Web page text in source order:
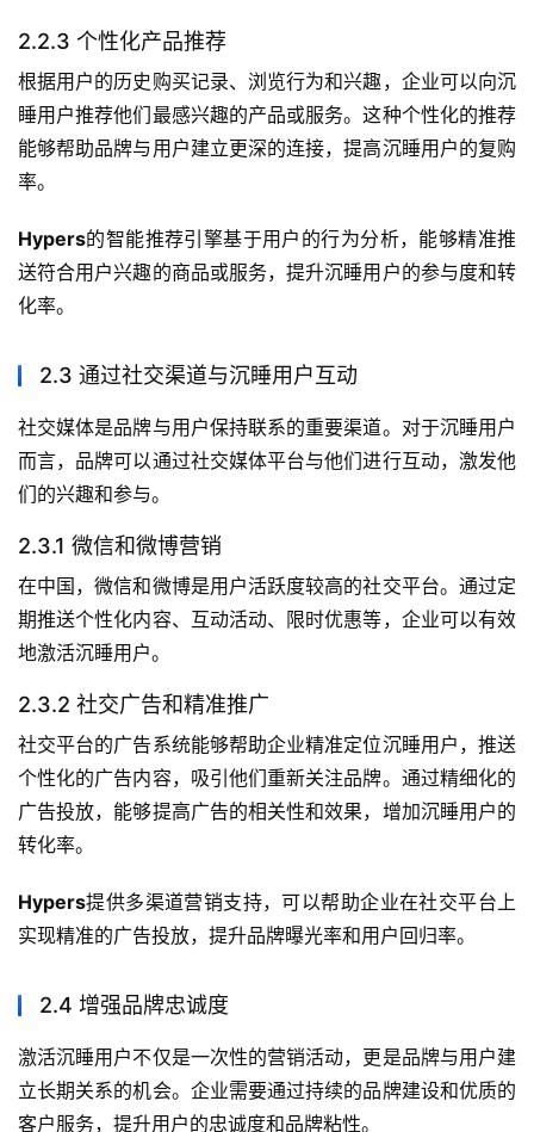
2.2.3 个性化产品推荐
根据用户的历史购买记录、浏览行为和兴趣，企业可以向沉
睡用户推荐他们最感兴趣的产品或服务。这种个性化的推荐
能够帮助品牌与用户建立更深的连接，提高沉睡用户的复购
率。
Hypers的智能推荐引擎基于用户的行为分析，能够精准推
送符合用户兴趣的商品或服务，提升沉睡用户的参与度和转
化率。
2.3 通过社交渠道与沉睡用户互动
社交媒体是品牌与用户保持联系的重要渠道。对于沉睡用户
而言，品牌可以通过社交媒体平台与他们进行互动，激发他
们的兴趣和参与。
2.3.1 微信和微博营销
在中国，微信和微博是用户活跃度较高的社交平台。通过定
期推送个性化内容、互动活动、限时优惠等，企业可以有效
地激活沉睡用户。
2.3.2 社交广告和精准推广
社交平台的广告系统能够帮助企业精准定位沉睡用户，推送
个性化的广告内容，吸引他们重新关注品牌。通过精细化的
广告投放，能够提高广告的相关性和效果，增加沉睡用户的
转化率。
Hypers提供多渠道营销支持，可以帮助企业在社交平台上
实现精准的广告投放，提升品牌曝光率和用户回归率。
2.4 增强品牌忠诚度
激活沉睡用户不仅是一次性的营销活动，更是品牌与用户建
立长期关系的机会。企业需要通过持续的品牌建设和优质的
客户服务，提升用户的忠诚度和品牌粘性。